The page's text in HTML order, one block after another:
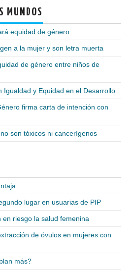
MUNDOS
equidad de género
a la mujer y son letra muerta
de género entre niños de
Igualdad y Equidad en el Desarrollo
firma carta de intención con
son tóxicos ni cancerígenos
lugar en usuarias de PIP
riesgo la salud femenina
de óvulos en mujeres con
más?